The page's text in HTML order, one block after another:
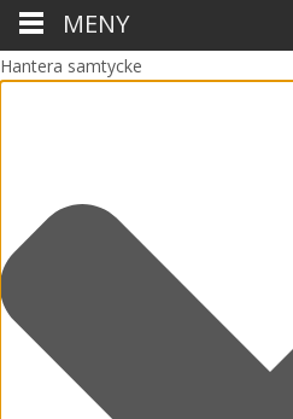
Hantera samtycke
MENY